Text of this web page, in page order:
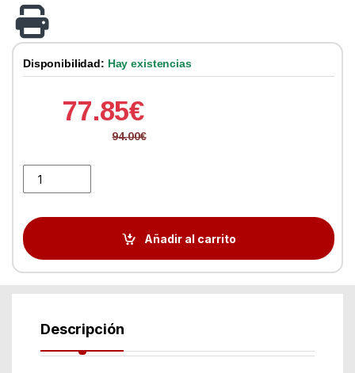
Disponibilidad: Hay existencias
77.85€
94.00€
Añadir al carrito
Descripción